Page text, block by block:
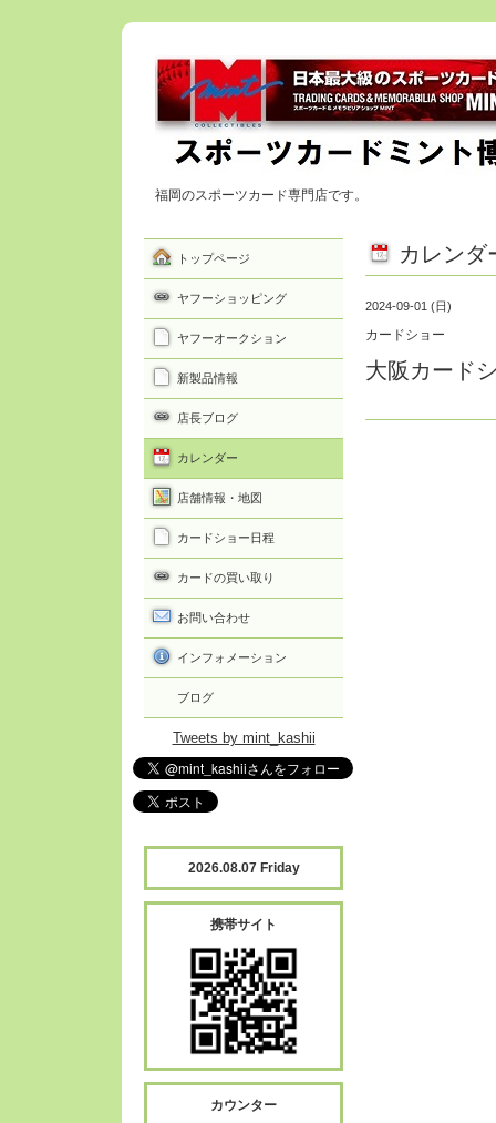
福岡のスポーツカード専門店です。
カレンダ
2024-09-01 (日)
カードショー
大阪カード
トップページ
ヤフーショッピング
ヤフーオークション
新製品情報
店長ブログ
カレンダー
店舗情報・地図
カードショー日程
カードの買い取り
お問い合わせ
インフォメーション
ブログ
Tweets by mint_kashii
2026.08.07 Friday
携帯サイト
カウンター